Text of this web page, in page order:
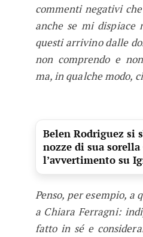
commenti negativi
anche se mi dispiace
questi arrivino dalle
non comprendo e
ma, in qualche modo,
Belen Rodriguez si
nozze di sua
l’avvertimento su
Penso, per esempio, a
a Chiara Ferragni:
fatto in sé e